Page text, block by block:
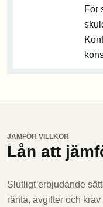
För
JÄMFÖR VILLKOR
Lån att
Slutligt erbjudande
ränta, avgifter och